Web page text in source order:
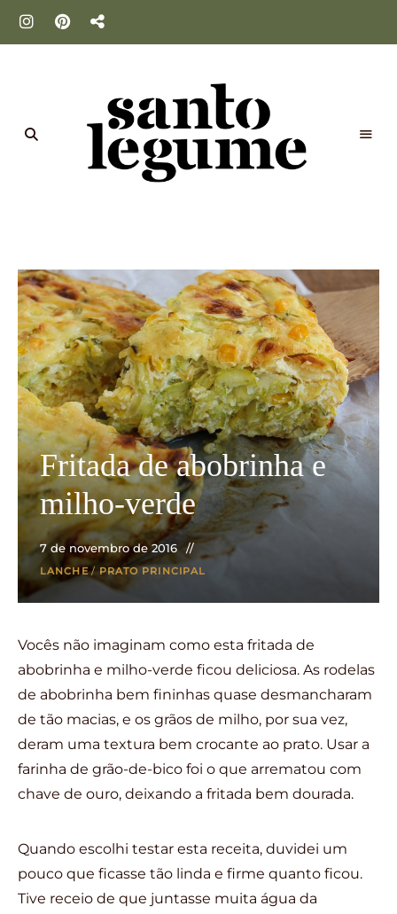
Legume
Fritada de abobrinha e
milho-verde
7 de novembro de 2016
LANCHE/ PRATO PRINCIPAL
Vocês não imaginam como esta fritada de
abobrinha e milho-verde ficou deliciosa. As rodelas
de abobrinha bem fininhas quase desmancharam
de tão macias, e os grãos de milho, por sua vez,
deram uma textura bem crocante ao prato. Usar a
farinha de grão-de-bico foi o que arrematou com
chave de ouro, deixando a fritada bem dourada.
Quando escolhi testar esta receita, duvidei um
pouco que ficasse tão linda e firme quanto ficou.
Tive receio de que juntasse muita água da